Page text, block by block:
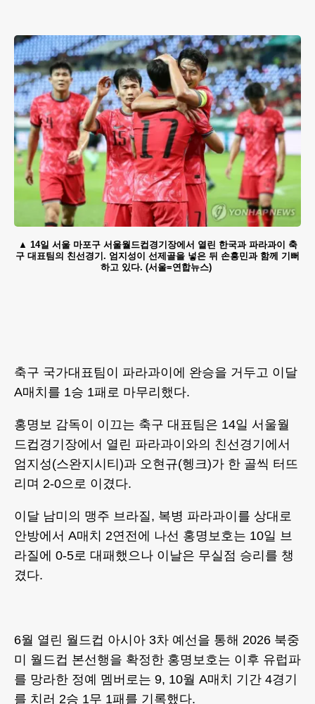
14일 서울 마포구 서울월드컵경기장에서 열린 한국과 파라과이 축
구 대표팀의 친선경기. 엄지성이 선제골을 넣은 뒤 손흥민과 함께 기뻐
하고 있다. (서울=연합뉴스)
축구 국가대표팀이 파라과이에 완승을 거두고 이달
A매치를 1승 1패로 마무리했다.
홍명보 감독이 이끄는 축구 대표팀은 14일 서울월
드컵경기장에서 열린 파라과이와의 친선경기에서
엄지성(스완지시티)과 오현규(헹크)가 한 골씩 터뜨
리며 2-0으로 이겼다.
이달 남미의 맹주 브라질, 복병 파라과이를 상대로
안방에서 A매치 2연전에 나선 홍명보호는 10일 브
라질에 0-5로 대패했으나 이날은 무실점 승리를 챙
겼다.
6월 열린 월드컵 아시아 3차 예선을 통해 2026 북중
미 월드컵 본선행을 확정한 홍명보호는 이후 유럽파
를 망라한 정예 멤버로는 9, 10월 A매치 기간 4경기
를 치러 2승 1무 1패를 기록했다.